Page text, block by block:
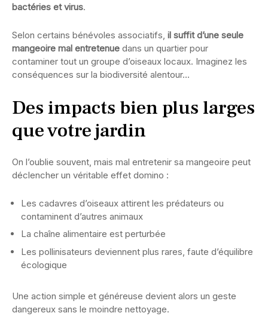
bactéries et virus.
Selon certains bénévoles associatifs, il suffit d’une seule
mangeoire mal entretenue dans un quartier pour
contaminer tout un groupe d’oiseaux locaux. Imaginez les
conséquences sur la biodiversité alentour…
Des impacts bien plus larges
que votre jardin
On l’oublie souvent, mais mal entretenir sa mangeoire peut
déclencher un véritable effet domino :
Les cadavres d’oiseaux attirent les prédateurs ou
contaminent d’autres animaux
La chaîne alimentaire est perturbée
Les pollinisateurs deviennent plus rares, faute d’équilibre
écologique
Une action simple et généreuse devient alors un geste
dangereux sans le moindre nettoyage.